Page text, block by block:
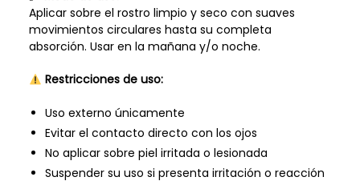
Aplicar sobre el rostro limpio y seco con suaves
movimientos circulares hasta su completa
absorción. Usar en la mañana y/o noche.
Restricciones de uso:
Uso externo únicamente
Evitar el contacto directo con los ojos
No aplicar sobre piel irritada o lesionada
Suspender su uso si presenta irritación o reacción